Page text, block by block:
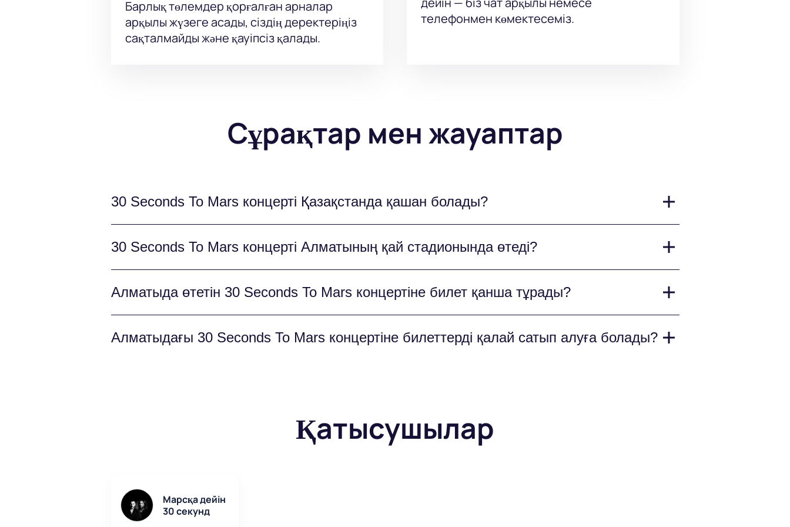
Барлық төлемдер қорғалған арналар
арқылы жүзеге асады, сіздің деректеріңіз
сақталмайды және қауіпсіз қалады.
телефонмен көмектесеміз.
Сұрақтар мен жауаптар
30 Seconds To Mars концерті Қазақстанда қашан болады?
«30 Seconds To Mars» тобының Алматыдағы «Спартак» стадионында көптен күткен қойылымы топтың
әлемдік турнесінің аясында өтеді және барлық альтернативті рок-музыка әуесқойлары үшін қызықты
оқиғаға айналады.
30 Seconds To Mars концерті Алматының қай стадионында өтеді?
«Марсқа 30 секунд» концерті өтетін орын «Спартак» стадионы болды - кең стендтері мен жақсы
акустикасы бар, осындай ауқымдағы іс-шараларды өткізуге қолайлы жайлы орын.
Алматыда өтетін 30 Seconds To Mars концертіне билет қанша тұрады?
Билет бағасы сахна мен таңдалған сектордың жақындығына байланысты өзгереді. Сіз біздің веб-
сайтта ұсыныстардың толық тізімін көре аласыз және өзіңіз үшін ең жақсы нұсқаны таңдай аласыз.
Алматыдағы 30 Seconds To Mars концертіне билеттерді қалай сатып алуға болады?
Қатысушылар
Марсқа дейін
30 секунд